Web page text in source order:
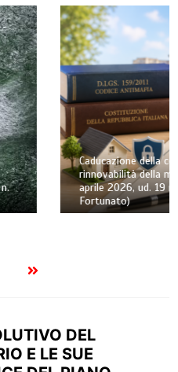
prevenzione per tardività e
a Cass., Sez. II Pen., 3
n. 12671 (di Andrea
DEL
E LE SUE